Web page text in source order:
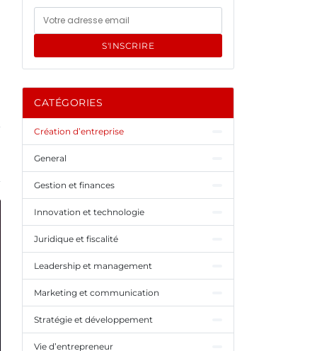
S'INSCRIRE
CATÉGORIES
Création d’entreprise
General
Gestion et finances
Innovation et technologie
Juridique et fiscalité
Leadership et management
Marketing et communication
Stratégie et développement
Vie d’entrepreneur